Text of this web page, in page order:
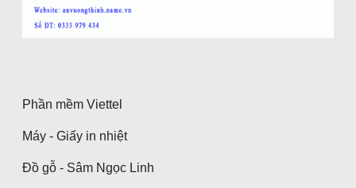
Phần mềm Viettel
Máy - Giấy in nhiệt
Đồ gỗ - Sâm Ngọc Linh